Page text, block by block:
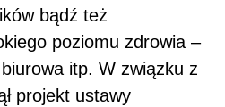
bądź też
poziomu zdrowia –
itp. W związku z
projekt ustawy